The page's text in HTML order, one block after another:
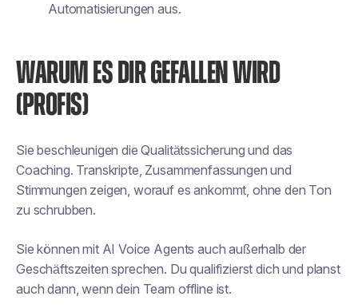
Automatisierungen aus.
WARUM ES DIR GEFALLEN WIRD
(PROFIS)
Sie beschleunigen die Qualitätssicherung und das
Coaching. Transkripte, Zusammenfassungen und
Stimmungen zeigen, worauf es ankommt, ohne den Ton
zu schrubben.
Sie können mit AI Voice Agents auch außerhalb der
Geschäftszeiten sprechen. Du qualifizierst dich und planst
auch dann, wenn dein Team offline ist.